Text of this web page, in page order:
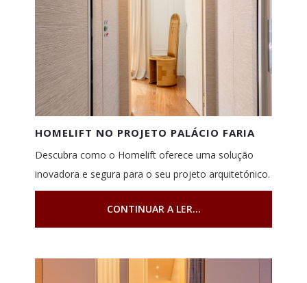
HOMELIFT NO PROJETO PALÁCIO FARIA
Descubra como o Homelift oferece uma solução
inovadora e segura para o seu projeto arquitetónico.
CONTINUAR A LER...